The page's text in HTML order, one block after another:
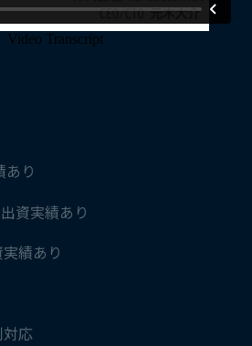
あり
資実績あり
績あり
応